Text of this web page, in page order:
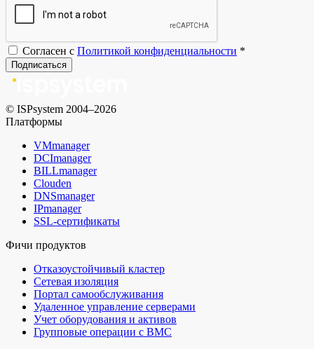
Согласен с Политикой конфиденциальности *
Подписаться
© ISPsystem 2004–2026
Платформы
VMmanager
DCImanager
BILLmanager
Clouden
DNSmanager
IPmanager
SSL-сертификаты
Фичи продуктов
Отказоустойчивый кластер
Сетевая изоляция
Портал самообслуживания
Удаленное управление серверами
Учет оборудования и активов
Групповые операции с BMC